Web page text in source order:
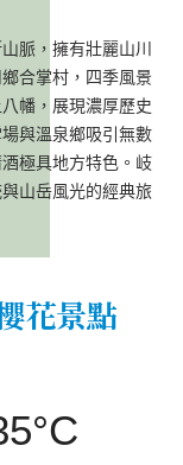
脈，擁有壯麗山川
合掌村，四季風景
幡，展現濃厚歷史
與溫泉鄉吸引無數
極具地方特色。岐
山岳風光的經典旅
花景點